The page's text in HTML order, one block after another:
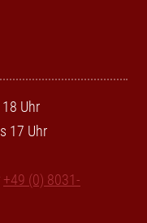
Uhr
17 Uhr
+49 (0) 8031-